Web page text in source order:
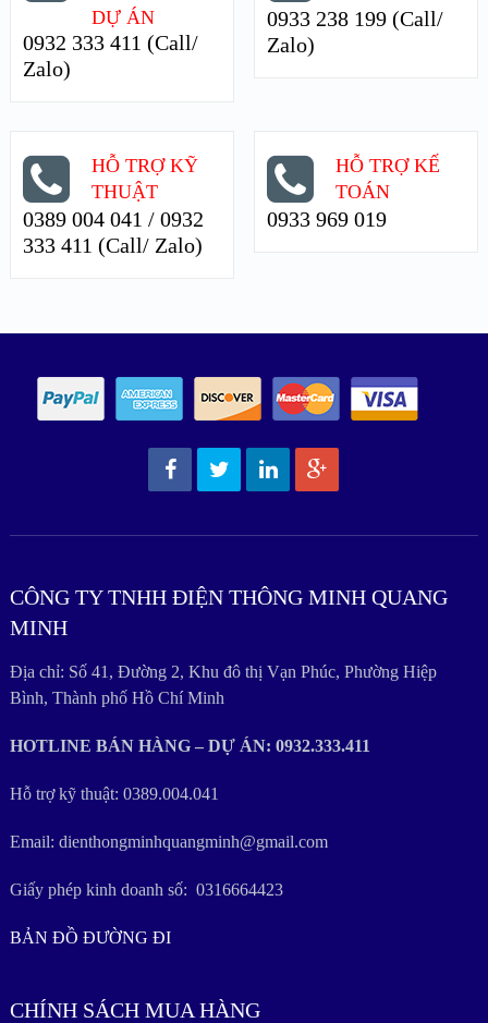
DỰ ÁN
0932 333 411 (Call/
Zalo)
0933 238 199 (Call/
Zalo)
HỖ TRỢ KỸ
THUẬT
0389 004 041 / 0932
333 411 (Call/ Zalo)
HỖ TRỢ KẾ
TOÁN
0933 969 019
CÔNG TY TNHH ĐIỆN THÔNG MINH QUANG
MINH
Địa chỉ: Số 41, Đường 2, Khu đô thị Vạn Phúc, Phường Hiệp
Bình, Thành phố Hồ Chí Minh
HOTLINE BÁN HÀNG – DỰ ÁN: 0932.333.411
Hỗ trợ kỹ thuật: 0389.004.041
Email: dienthongminhquangminh@gmail.com
Giấy phép kinh doanh số: 0316664423
BẢN ĐỒ ĐƯỜNG ĐI
CHÍNH SÁCH MUA HÀNG